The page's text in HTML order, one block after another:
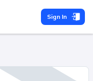
Sign In